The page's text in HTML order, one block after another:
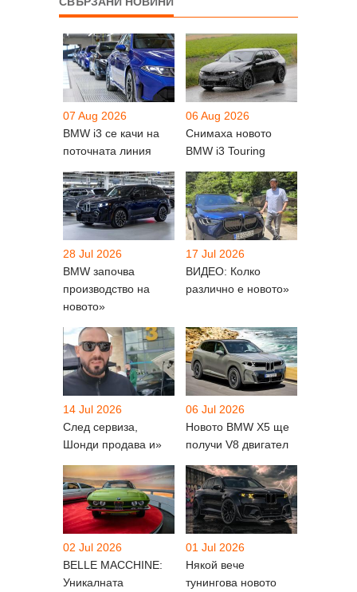
07 Aug 2026
BMW i3 се качи на
поточната линия
06 Aug 2026
Снимаха новото
BMW i3 Touring
28 Jul 2026
BMW започва
производство на
новото»
17 Jul 2026
ВИДЕО: Колко
различно е новото»
14 Jul 2026
След сервиза,
Шонди продава и»
06 Jul 2026
Новото BMW X5 ще
получи V8 двигател
02 Jul 2026
BELLE MACCHINE:
Уникалната
01 Jul 2026
Някой вече
тунингова новото